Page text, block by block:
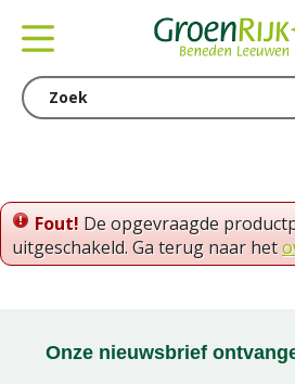
o
e
Fout! De opgevraagde
uitgeschakeld. Ga terug naar het
Onze nieuwsbrief